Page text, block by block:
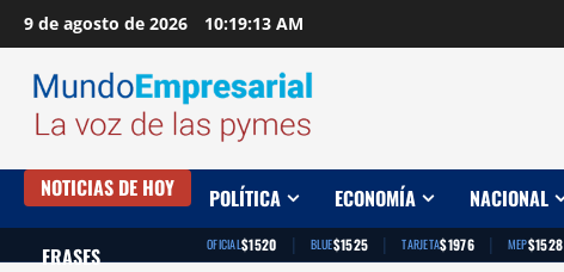
Saltar
al
contenido
9 de agosto de 2026 10:19:14 AM
NOTICIAS DE HOY POLÍTICA ECONOMÍA NACIONAL
FRASES OFICIAL$1520 | BLUE$1525 | TARJETA$1976 | MEP$1528